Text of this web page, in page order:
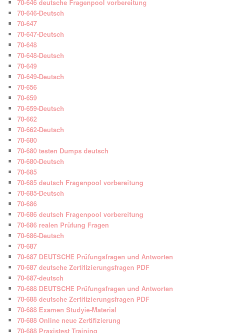
70-646 deutsche Fragenpool vorbereitung
70-646-Deutsch
70-647
70-647-Deutsch
70-648
70-648-Deutsch
70-649
70-649-Deutsch
70-656
70-659
70-659-Deutsch
70-662
70-662-Deutsch
70-680
70-680 testen Dumps deutsch
70-680-Deutsch
70-685
70-685 deutsch Fragenpool vorbereitung
70-685-Deutsch
70-686
70-686 deutsch Fragenpool vorbereitung
70-686 realen Prüfung Fragen
70-686-Deutsch
70-687
70-687 DEUTSCHE Prüfungsfragen und Antworten
70-687 deutsche Zertifizierungsfragen PDF
70-687-deutsch
70-688 DEUTSCHE Prüfungsfragen und Antworten
70-688 deutsche Zertifizierungsfragen PDF
70-688 Examen Studyie-Material
70-688 Online neue Zertifizierung
70-688 Praxistest Training